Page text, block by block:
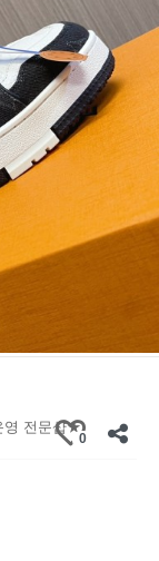
영 전문샵★
0